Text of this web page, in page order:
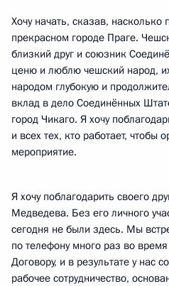
Хочу начать, сказав,
прекрасном городе Праге.
близкий друг и союзник
ценю и люблю чешский народ,
народом глубокую и
вклад в дело Соединённых
город Чикаго. Я хочу
и всех тех, кто работает, чтобы
мероприятие.
Я хочу поблагодарить своего
Медведева. Без его личного
сегодня не были здесь. Мы
по телефону много раз во
Договору, и в результате у нас
рабочее сотрудничество,